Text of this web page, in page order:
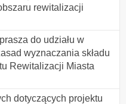
rewitalizacji
do udziału w
wyznaczania składu
Rewitalizacji Miasta
dotyczących projektu